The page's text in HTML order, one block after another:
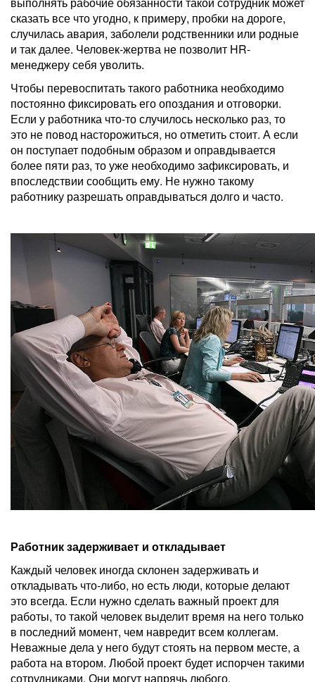
сказать все что угодно, к примеру, пробки на дороге,
случилась авария, заболели родственники или родные
и так далее. Человек-жертва не позволит HR-
менеджеру себя уволить.
Чтобы перевоспитать такого работника необходимо
постоянно фиксировать его опоздания и отговорки.
Если у работника что-то случилось несколько раз, то
это не повод насторожиться, но отметить стоит. А если
он поступает подобным образом и оправдывается
более пяти раз, то уже необходимо зафиксировать, и
впоследствии сообщить ему. Не нужно такому
работнику разрешать оправдываться долго и часто.
Работник задерживает и откладывает
Каждый человек иногда склонен задерживать и
откладывать что-либо, но есть люди, которые делают
это всегда. Если нужно сделать важный проект для
работы, то такой человек выделит время на него только
в последний момент, чем навредит всем коллегам.
Неважные дела у него будут стоять на первом месте, а
работа на втором. Любой проект будет испорчен такими
сотрудниками. Они могут напрячь любого.